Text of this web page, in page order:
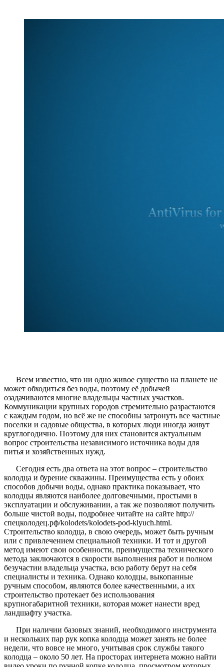
Всем известно, что ни одно живое существо на планете не
может обходиться без воды, поэтому её добычей
озадачиваются многие владельцы частных участков.
Коммуникации крупных городов стремительно разрастаются
с каждым годом, но всё же не способны затронуть все частные
поселки и садовые общества, в которых люди иногда живут
круглогодично. Поэтому для них становится актуальным
вопрос строительства независимого источника воды для
питья и хозяйственных нужд.
Сегодня есть два ответа на этот вопрос – строительство
колодца и бурение скважины. Преимущества есть у обоих
способов добычи воды, однако практика показывает, что
колодцы являются наиболее долговечными, простыми в
эксплуатации и обслуживании, а так же позволяют получить
больше чистой воды, подробнее читайте на сайте http://
спецколодец.рф/kolodets/kolodets-pod-klyuch.html.
Строительство колодца, в свою очередь, может быть ручным
или с привлечением специальной техники. И тот и другой
метод имеют свои особенности, преимущества технического
метода заключаются в скорости выполнения работ и полном
безучастии владельца участка, всю работу берут на себя
специалисты и техника. Однако колодцы, выкопанные
ручным способом, являются более качественными, а их
строительство протекает без использования
крупногабаритной техники, которая может нанести вред
ландшафту участка.
При наличии базовых знаний, необходимого инструмента
и нескольких пар рук копка колодца может занять не более
недели, что вовсе не много, учитывая срок службы такого
колодца – около 50 лет. На просторах интернета можно найти